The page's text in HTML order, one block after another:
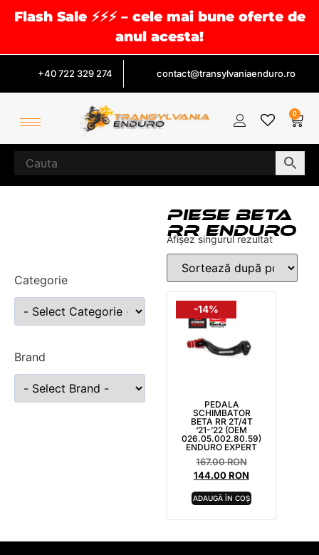
Flash Sale ⚡⚡⚡ – cele mai bune oferte de
anul acesta!
+40 722 329 274 contact@transylvaniaenduro.ro
0
Categorie
Brand
PIESE BETA
RR ENDURO
Afișez singurul rezultat
-14%
PEDALA
SCHIMBATOR
BETA RR 2T/4T
‘21-’22 (OEM
026.05.002.80.59)
ENDURO EXPERT
167.00RON
144.00RON
ADAUGĂ ÎN COȘ